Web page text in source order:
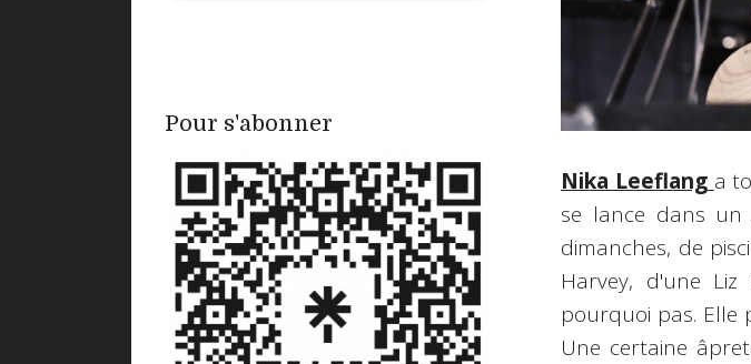
Pour s'abonner
Nika Leeflang a
se lance dans
dimanches, de
Harvey, d'une
pourquoi pas. Elle
Une certaine